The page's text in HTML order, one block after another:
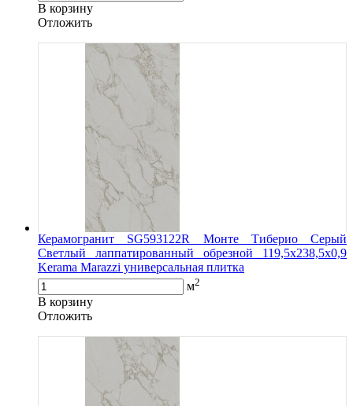
В корзину
Oтложить
Керамогранит SG593122R Монте Тиберио Серый
Светлый лаппатированный обрезной 119,5x238,5x0,9
Kerama Marazzi универсальная плитка
м2
В корзину
Oтложить